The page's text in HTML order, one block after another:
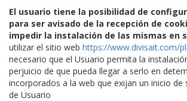
El usuario tiene la posibilidad de
para ser avisado de la recepción de
impedir la instalación de las mismas en
utilizar el sitio web https://www.divisait.com/
necesario que el Usuario permita la
perjuicio de que pueda llegar a serlo en
incorporados a la web que exijan un inicio de
de Usuario